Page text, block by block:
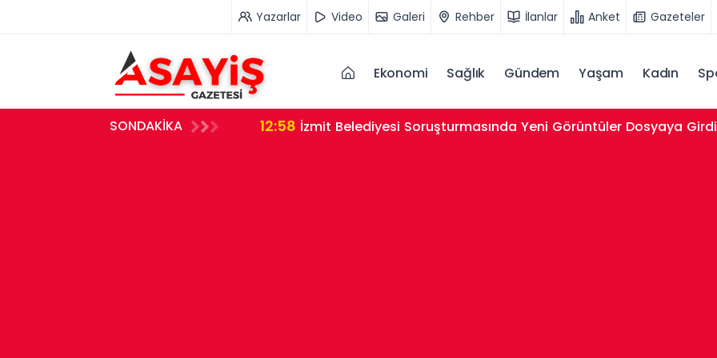
Yazarlar Video Galeri Rehber İlanlar Anket Gazeteler
Ekonomi Sağlık Gündem Yaşam Kadın
SONDAKİKA
Gözaltına Alındı 12:58 İzmit Belediyesi Soruşturmasında Yeni Görüntüler Dosyaya Girdi